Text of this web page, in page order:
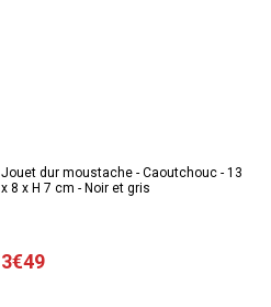
Jouet dur moustache - Caoutchouc - 13
x 8 x H 7 cm - Noir et gris
3€49